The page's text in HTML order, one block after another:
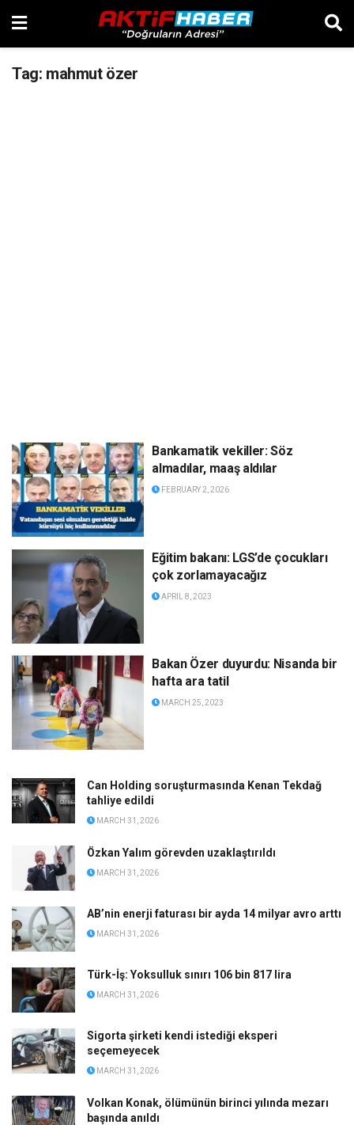
Tag: mahmut özer
Bankamatik vekiller: Söz
almadılar, maaş aldılar
FEBRUARY 2, 2026
Eğitim bakanı: LGS’de çocukları
çok zorlamayacağız
APRIL 8, 2023
Bakan Özer duyurdu: Nisanda bir
hafta ara tatil
MARCH 25, 2023
Can Holding soruşturmasında Kenan Tekdağ
tahliye edildi
MARCH 31, 2026
Özkan Yalım görevden uzaklaştırıldı
MARCH 31, 2026
AB’nin enerji faturası bir ayda 14 milyar avro arttı
MARCH 31, 2026
Türk-İş: Yoksulluk sınırı 106 bin 817 lira
MARCH 31, 2026
Sigorta şirketi kendi istediği eksperi
seçemeyecek
MARCH 31, 2026
Volkan Konak, ölümünün birinci yılında mezarı
başında anıldı